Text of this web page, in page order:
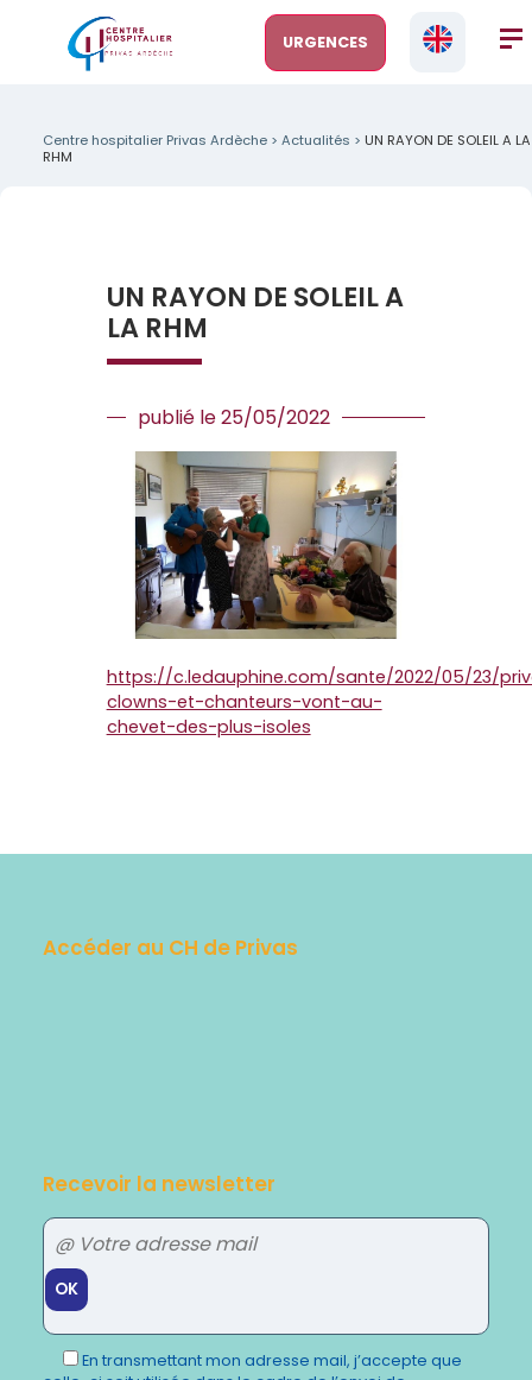
URGENCES
Centre hospitalier Privas Ardèche> Actualités > UN RAYON DE SOLEIL A LA
RHM
UN RAYON DE SOLEIL A
LA RHM
publié le 25/05/2022
https://c.ledauphine.com/sante/2022/05/23/
clowns-et-chanteurs-vont-au-
chevet-des-plus-isoles
Accéder au CH de Privas
Recevoir la newsletter
Veuillez
laisser
ce
En transmettant mon adresse mail, j’accepte que